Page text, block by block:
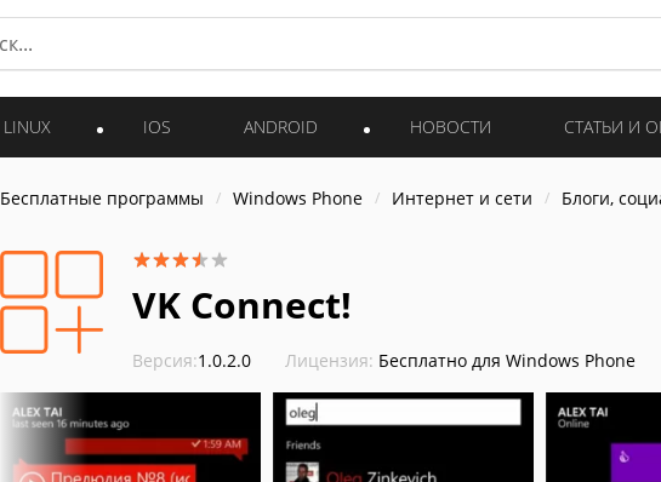
LINUX IOS ANDROID НОВОСТИ СТАТЬИ И
Бесплатные программы Windows Phone Интернет и cети Блоги,
VK Connect!
Версия:1.0.2.0 Лицензия: Бесплатно для Windows Phone